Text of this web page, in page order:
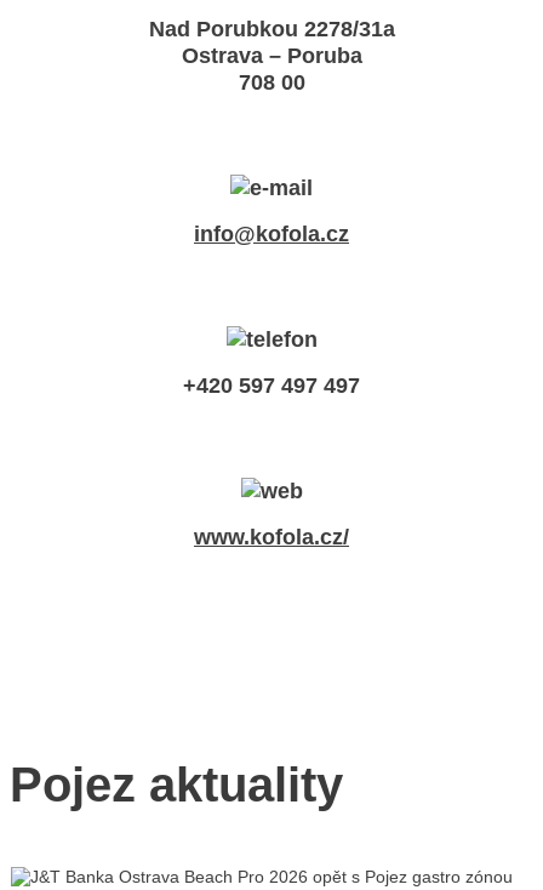
Nad Porubkou 2278/31a
Ostrava – Poruba
708 00
info@kofola.cz
+420 597 497 497
www.kofola.cz/
Pojez aktuality